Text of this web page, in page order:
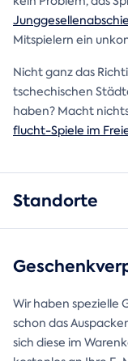
Mitspielern ein
Nicht ganz das
tschechischen
haben? Macht
flucht-Spiele im
Standorte
Wir haben spezielle
schon das
sich diese im